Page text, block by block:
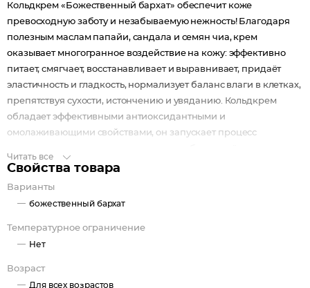
Кольдкрем «Божественный бархат» обеспечит коже
превосходную заботу и незабываемую нежность! Благодаря
полезным маслам папайи, сандала и семян чиа, крем
оказывает многогранное воздействие на кожу: эффективно
питает, смягчает, восстанавливает и выравнивает, придаёт
эластичность и гладкость, нормализует баланс влаги в клетках,
препятствуя сухости, истончению и увяданию. Кольдкрем
обладает эффективными антиоксидантными и
омолаживающими свойствами, он запускает процесс
обновлению, разглаживанию и упругости.
коже божественный уход с бархатным кольдкремом Бизорюк,
и Ваша кожа станет шелковистой, нежной и сияющей
Читать все
Свойства товара
Варианты
божественный бархат
Температурное ограничение
Нет
Возраст
Для всех возрастов